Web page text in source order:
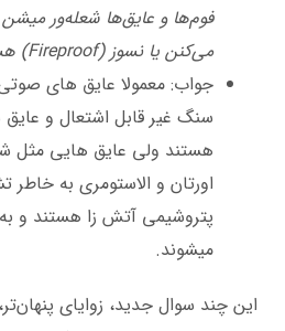
فوم‌ها و عایق‌ها شعله‌ور
می‌کنن یا نسوز (Fireproof) هستن؟”
جواب: معمولا عایق های
سنگ غیر قابل اشتعال و عایق
هستند ولی عایق هایی مثل
اورتان و الاستومری به
پتروشیمی آتش زا هستند و
میشوند.
این چند سوال جدید، زوایای